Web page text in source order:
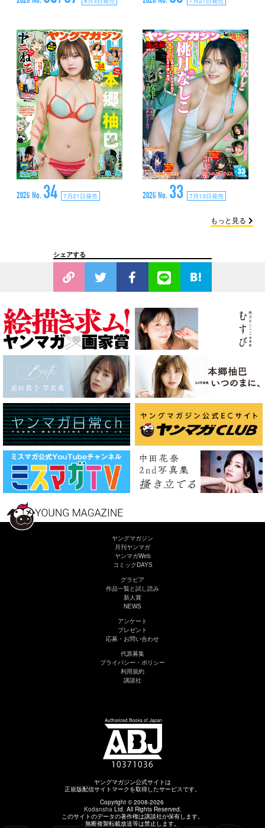
2026 No. 34 7月21日発売 2026 No. 33 7月13日発売
もっと見る
シェアする
ヤングマガジン
月刊ヤンマガ
ヤンマガWeb
コミックDAYS
グラビア
作品一覧と試し読み
新人賞
NEWS
アンケート
プレゼント
応募・お問い合わせ
代原募集
プライバシー・ポリシー
利用規約
講談社
ヤングマガジン公式サイトは
正規版配信サイトマークを取得したサービスです。
Copyright © 2008-2026
KodanshaLtd. All Rights Reserved.
このサイトのデータの著作権は講談社が保有します。
無断複製転載放送等は禁止します。